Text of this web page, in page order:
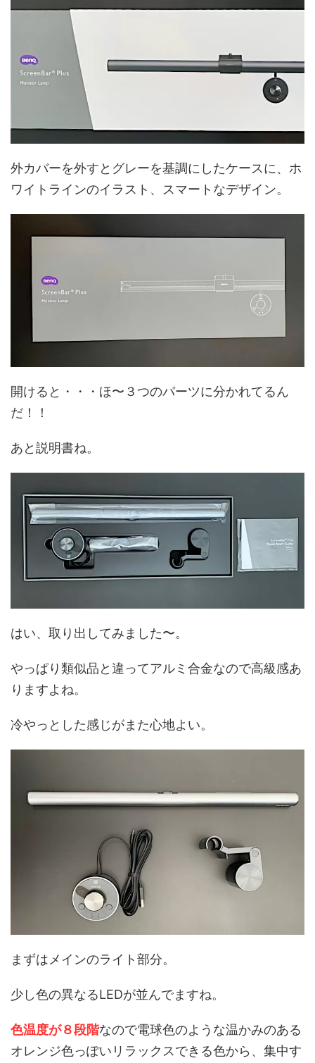
外カバーを外すとグレーを基調にしたケースに、ホ
ワイトラインのイラスト、スマートなデザイン。
開けると・・・ほ〜３つのパーツに分かれてるん
だ！！
あと説明書ね。
はい、取り出してみました〜。
やっぱり類似品と違ってアルミ合金なので高級感あ
りますよね。
冷やっとした感じがまた心地よい。
まずはメインのライト部分。
少し色の異なるLEDが並んでますね。
色温度が８段階なので電球色のような温かみのある
オレンジ色っぽいリラックスできる色から、集中す